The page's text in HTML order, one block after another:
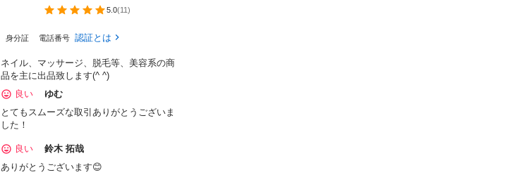
5.0(11)
身分証 電話番号 認証とは
ネイル、マッサージ、脱毛等、美容系の商
品を主に出品致します(^ ^)
良い
ゆむ
とてもスムーズな取引ありがとうございま
した！
良い
鈴木 拓哉
ありがとうございます😊